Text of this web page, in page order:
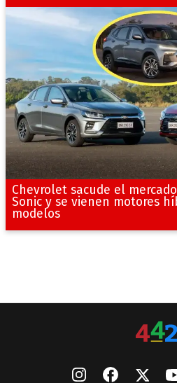
Chevrolet sacude el
Sonic y se vienen motores
modelos